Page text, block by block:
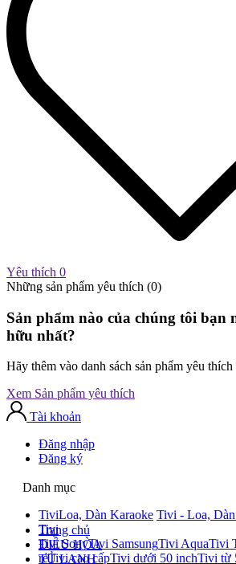
Yêu thích 0
Những sản phẩm yêu thích (0)
Sản phẩm nào của chúng tôi bạn
hữu nhất?
Hãy thêm vào danh sách sản phẩm yêu
Xem Sản phẩm yêu thích
Tài khoản
Đăng nhập
Đăng ký
Danh mục
TiviLoa, Dàn Karaoke Tivi - Loa,
Tivi
Tivi SonyTivi SamsungTivi AquaTivi
rẻTivi cao cấpTivi dưới 50 inchTivi từ
Trang chủ
ĐIỀU HÒA
TỦ LẠNH